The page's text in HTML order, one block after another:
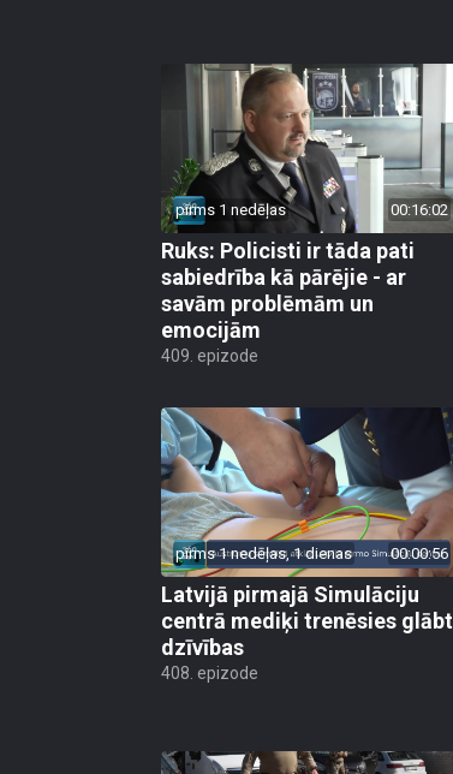
pirms 1 nedēļas 00:16:02
Ruks: Policisti ir tāda pati
sabiedrība kā pārējie - ar
savām problēmām un
emocijām
409. epizode
pirms 1 nedēļas, 1 dienas 00:00:56
Latvijā pirmajā Simulāciju
centrā mediķi trenēsies glābt
dzīvības
408. epizode